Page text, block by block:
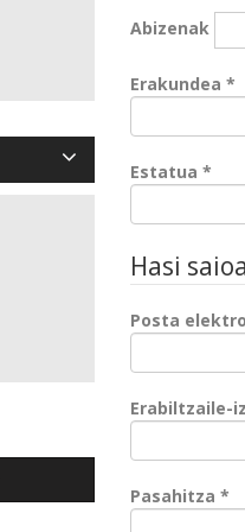
Abizenak
Erakundea *
Estatua *
Hasi saioa
Posta
Erabiltzaile-
Pasahitza *